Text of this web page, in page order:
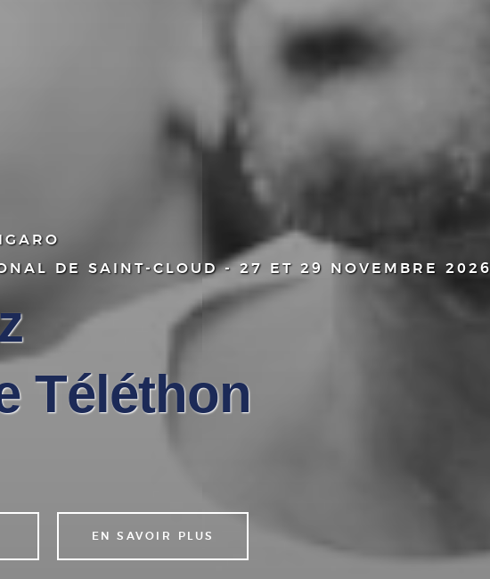
DE SAINT-CLOUD - 27 ET 29 NOVEMBRE 2026
Téléthon
EN SAVOIR PLUS